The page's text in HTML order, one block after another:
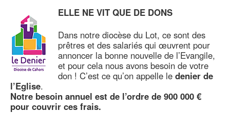
ELLE NE VIT QUE DE DONS
Dans notre diocèse du Lot, ce sont des
prêtres et des salariés qui œuvrent pour
annoncer la bonne nouvelle de l’Evangile,
et pour cela nous avons besoin de votre
don ! C’est ce qu’on appelle le denier de
l’Eglise.
Notre besoin annuel est de l’ordre de 900 000 €
pour couvrir ces frais.